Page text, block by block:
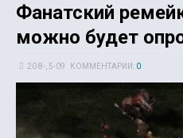
Фанатский
можно будет
20 8-, 5-09 КОММЕНТАРИИ: 0